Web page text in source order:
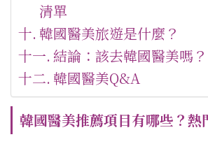
清單
韓國醫美旅遊是什麼？
結論：該去韓國醫美嗎？
韓國醫美Q&A
韓國醫美推薦項目有哪些？熱